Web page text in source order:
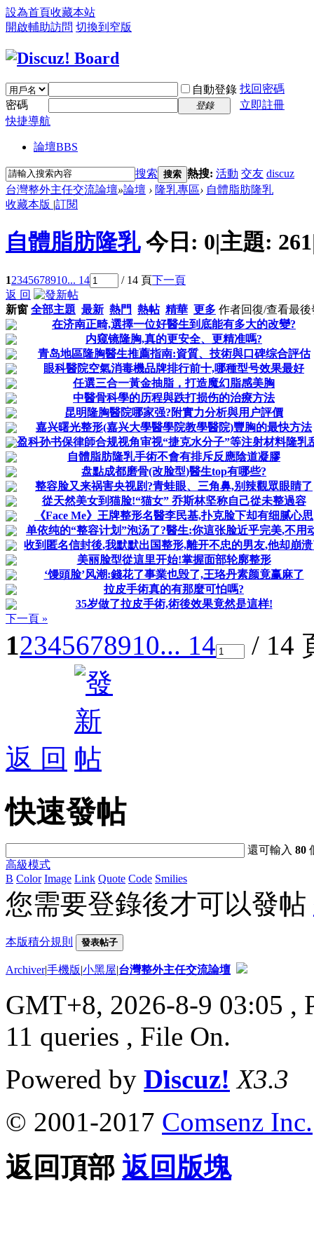
設為首頁收藏本站
開啟輔助訪問 切換到窄版
自動登錄 找回密碼
密碼
登錄
立即註冊
快捷導航
論壇BBS
搜索 搜索 熱搜: 活動 交友 discuz
台灣整外主任交流論壇»論壇 › 隆乳專區› 自體脂肪隆乳
收藏本版 |訂閱
自體脂肪隆乳 今日: 0|主題: 261
12345678910... 14 / 14 頁下一頁
返 回
新窗 全部主題 最新 熱門 熱帖 精華 更多 作者回復/查看最後
在济南正畸,選擇一位好醫生到底能有多大的改變?
内窥镜隆胸,真的更安全、更精准嗎?
青岛地區隆胸醫生推薦指南:資質、技術與口碑综合評估
眼科醫院空氣消毒機品牌排行前十,哪種型号效果最好
任選三合一黃金抽脂，打造魔幻脂感美胸
中醫骨科學的历程與跌打损伤的治療方法
昆明隆胸醫院哪家强?附實力分析與用户評價
嘉兴曙光整形(嘉兴大學醫學院教學醫院)豐胸的最快方法
盈科孙书保律師合规视角审视“捷克水分子”等注射材料隆乳
自體脂肪隆乳手術不會有排斥反應陰道凝膠
盘點成都磨骨(改脸型)醫生top有哪些?
整容脸又来祸害央视剧?青蛙眼、三角鼻,别辣觀眾眼睛了
從天然美女到猫脸!“猫女” 乔斯林坚称自己從未整過容
《Face Me》王牌整形名醫李民基,扑克脸下却有细腻心思
单依纯的“整容计划”泡汤了?醫生:你這张脸近乎完美,不用
收到匿名信封後,我默默出国整形,離开不忠的男友,他却崩
美丽脸型從這里开始!掌握面部轮廓整形
‘馒頭脸’风潮:錢花了事業也毁了,王珞丹素颜竟赢麻了
拉皮手術真的有那麼可怕嗎?
35岁做了拉皮手術,術後效果竟然是這样!
下一頁 »
12345678910... 14 / 14
返 回
快速發帖
還可輸入80
高級模式
B Color Image Link Quote Code Smilies
您需要登錄後才可以發帖
本版積分規則 發表帖子
Archiver|手機版|小黑屋|台灣整外主任交流論壇
GMT+8, 2026-8-9 03:05 ,
11 queries , File On.
Powered by Discuz! X3.3
© 2001-2017 Comsenz Inc.
返回頂部 返回版塊